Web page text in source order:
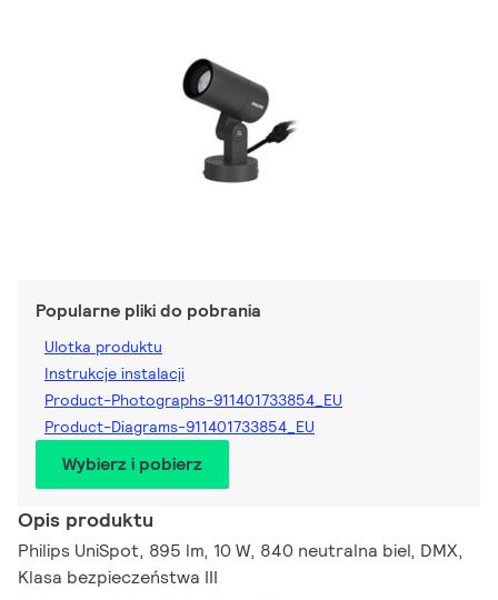
Popularne pliki do pobrania
Ulotka produktu
Instrukcje instalacji
Product-Photographs-911401733854_EU
Product-Diagrams-911401733854_EU
Wybierz i pobierz
Opis produktu
Philips UniSpot, 895 lm, 10 W, 840 neutralna biel, DMX,
Klasa bezpieczeństwa III